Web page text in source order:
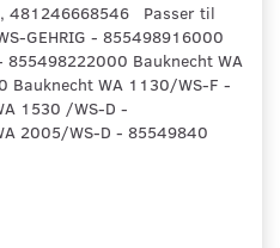
481246668546 Passer til
GEHRIG - 855498916000
855498222000 Bauknecht WA
Bauknecht WA 1130/WS-F -
1530 /WS-D -
2005/WS-D - 85549840